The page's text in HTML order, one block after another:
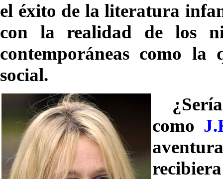
el éxito de la literatura
con la realidad de los
contemporáneas como
social.
como
aventu